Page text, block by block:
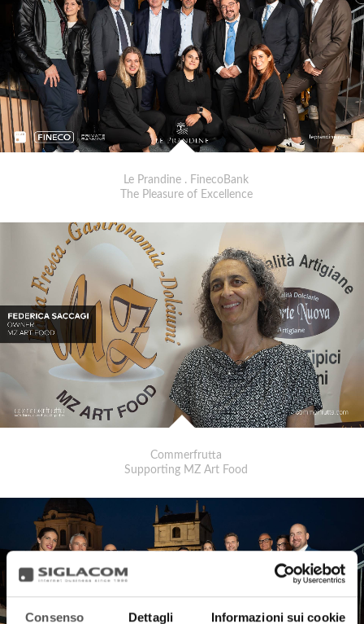
Consenso Dettagli Informazioni sui cookie
Le Prandine . FinecoBank
The Pleasure of Excellence
Commerfrutta
Supporting MZ Art Food